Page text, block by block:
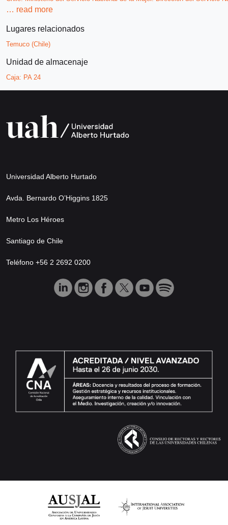
… read more
Lugares relacionados
Temuco (Chile)
Unidad de almacenaje
Caja: PA 24
Universidad Alberto Hurtado
Avda. Bernardo O’Higgins 1825
Metro Los Héroes
Santiago de Chile
Teléfono +56 2 2692 0200